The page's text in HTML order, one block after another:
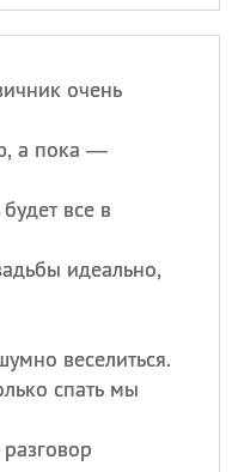
очень
а пока —
все в
идеально,
веселиться.
спать мы